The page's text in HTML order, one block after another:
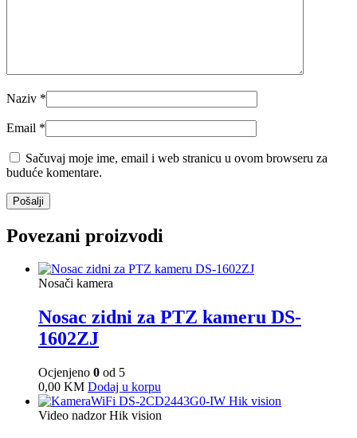
Naziv *
Email *
Sačuvaj moje ime, email i web stranicu u ovom browseru za
buduće komentare.
Povezani proizvodi
Nosači kamera
Nosac zidni za PTZ kameru DS-
1602ZJ
Ocjenjeno 0 od 5
0,00 KM Dodaj u korpu
Video nadzor Hik vision